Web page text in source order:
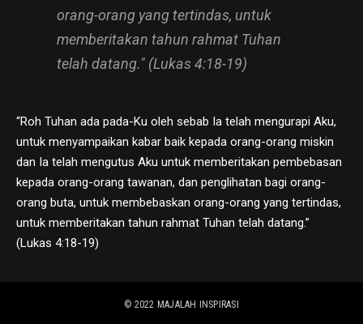
orang-orang yang tertindas, untuk
memberitakan tahun rahmat Tuhan
telah datang." (Lukas 4:18-19)
“Roh Tuhan ada pada-Ku oleh sebab Ia telah mengurapi Aku,
untuk menyampaikan kabar baik kepada orang-orang miskin
dan Ia telah mengutus Aku untuk memberitakan pembebasan
kepada orang-orang tawanan, dan penglihatan bagi orang-
orang buta, untuk membebaskan orang-orang yang tertindas,
untuk memberitakan tahun rahmat Tuhan telah datang.”
(Lukas 4:18-19)
© 2022 MAJALAH INSPIRASI